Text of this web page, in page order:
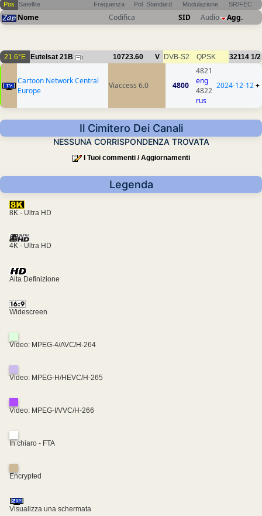
Pos Satellite Frequenza Pol Standard Modulazione SR/FEC
Nome Codifica SID Audio Agg.
21.6°E Eutelsat 21B 1 10723.60 V DVB-S2 QPSK 32114 1/2
Cartoon Network Central
Europe
Viaccess 6.0 4800
4821
eng
4822
rus
2024-12-12+
Il Cimitero Dei Canali
NESSUNA CORRISPONDENZA TROVATA
I Tuoi commenti / Aggiornamenti
Legenda
8K - Ultra HD
4K - Ultra HD
Alta Definizione
Widescreen
Video: MPEG-4/AVC/H-264
Video: MPEG-H/HEVC/H-265
Video: MPEG-I/VVC/H-266
In chiaro - FTA
Encrypted
Visualizza una schermata